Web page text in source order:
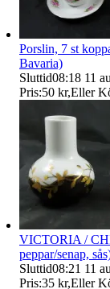
Porslin, 7 st
Bavaria)
Sluttid08:18 11
Pris:50 kr,Eller
VICTORIA /
peppar/senap,
Sluttid08:21 11
Pris:35 kr,Eller